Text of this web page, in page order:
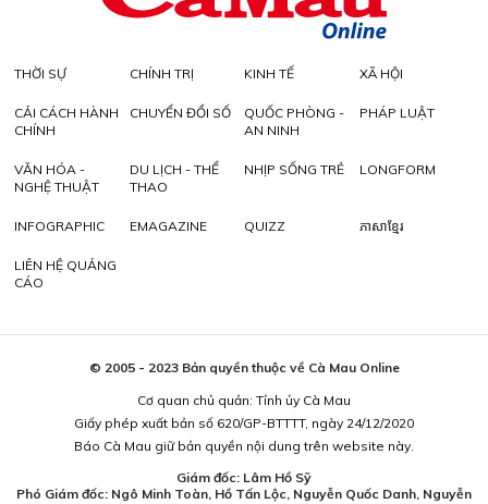
THỜI SỰ CHÍNH TRỊ KINH TẾ XÃ HỘI
CẢI CÁCH HÀNH
CHÍNH
CHUYỂN ĐỔI SỐ
QUỐC PHÒNG -
AN NINH
PHÁP LUẬT
VĂN HÓA -
NGHỆ THUẬT
DU LỊCH - THỂ
THAO
NHỊP SỐNG TRẺ LONGFORM
INFOGRAPHIC EMAGAZINE QUIZZ ភាសាខ្មែរ
LIÊN HỆ QUẢNG
CÁO
© 2005 - 2023 Bản quyền thuộc về Cà Mau Online
Cơ quan chủ quản: Tỉnh ủy Cà Mau
Giấy phép xuất bản số 620/GP-BTTTT, ngày 24/12/2020
Báo Cà Mau giữ bản quyền nội dung trên website này.
Giám đốc: Lâm Hồ Sỹ
Phó Giám đốc: Ngô Minh Toàn, Hồ Tấn Lộc, Nguyễn Quốc Danh, Nguyễn